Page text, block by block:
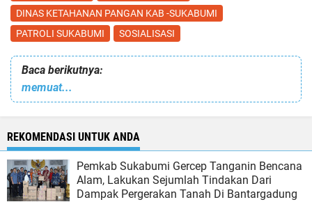
DINAS KETAHANAN PANGAN KAB -SUKABUMI
PATROLI SUKABUMI
SOSIALISASI
Baca berikutnya:
memuat...
REKOMENDASI UNTUK ANDA
Pemkab Sukabumi Gercep Tanganin Bencana
Alam, Lakukan Sejumlah Tindakan Dari
Dampak Pergerakan Tanah Di Bantargadung